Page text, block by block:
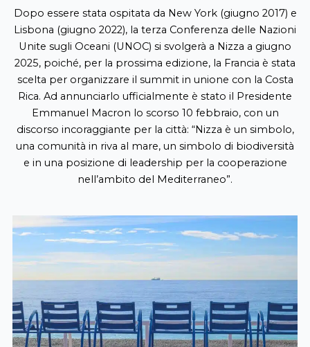
Dopo essere stata ospitata da New York (giugno 2017) e
Lisbona (giugno 2022), la terza Conferenza delle Nazioni
Unite sugli Oceani (UNOC) si svolgerà a Nizza a giugno
2025, poiché, per la prossima edizione, la Francia è stata
scelta per organizzare il summit in unione con la Costa
Rica. Ad annunciarlo ufficialmente è stato il Presidente
Emmanuel Macron lo scorso 10 febbraio, con un
discorso incoraggiante per la città: “Nizza è un simbolo,
una comunità in riva al mare, un simbolo di biodiversità
e in una posizione di leadership per la cooperazione
nell’ambito del Mediterraneo”.